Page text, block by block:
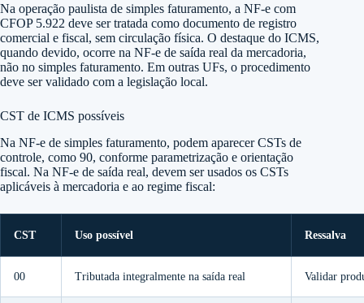
Na operação paulista de simples faturamento, a NF-e com
CFOP 5.922 deve ser tratada como documento de registro
comercial e fiscal, sem circulação física. O destaque do ICMS,
quando devido, ocorre na NF-e de saída real da mercadoria,
não no simples faturamento. Em outras UFs, o procedimento
deve ser validado com a legislação local.
CST de ICMS possíveis
Na NF-e de simples faturamento, podem aparecer CSTs de
controle, como 90, conforme parametrização e orientação
fiscal. Na NF-e de saída real, devem ser usados os CSTs
aplicáveis à mercadoria e ao regime fiscal:
CST Uso possível Ressalva
00 Tributada integralmente na saída real Validar